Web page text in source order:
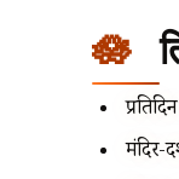
मंदिर-